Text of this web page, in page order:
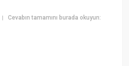
|Cevabın tamamını burada okuyun: